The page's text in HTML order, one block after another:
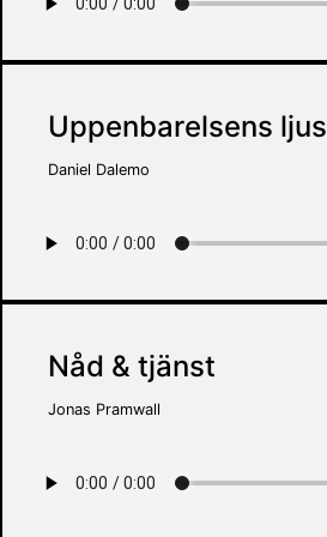
Uppenbarelsens ljus
Daniel Dalemo
Nåd & tjänst
Jonas Pramwall